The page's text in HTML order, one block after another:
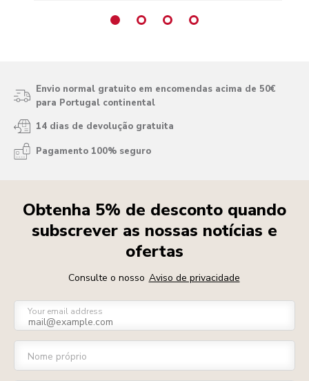
Envio normal gratuito em encomendas acima de 50€
para Portugal continental
14 dias de devolução gratuita
Pagamento 100% seguro
Obtenha 5% de desconto quando
subscrever as nossas notícias e
ofertas
Consulte o nosso Aviso de privacidade
Your email address
Nome próprio